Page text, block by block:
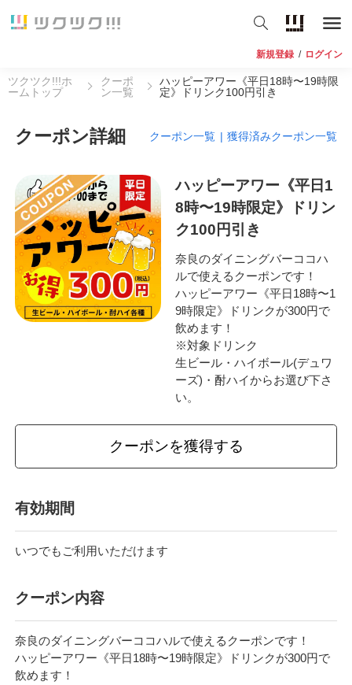
新規登録 / ログイン
ツクツク!!!ホ
ームトップ
クーポ
ン一覧
ハッピーアワー《平日18時〜19時限
定》ドリンク100円引き
クーポン詳細 クーポン一覧 | 獲得済みクーポン一覧
ハッピーアワー《平日1
8時〜19時限定》ドリン
ク100円引き
奈良のダイニングバーココハ
ルで使えるクーポンです！
ハッピーアワー《平日18時〜1
9時限定》ドリンクが300円で
飲めます！
※対象ドリンク
生ビール・ハイボール(デュワ
ーズ)・酎ハイからお選び下さ
い。
クーポンを獲得する
有効期間
いつでもご利用いただけます
クーポン内容
奈良のダイニングバーココハルで使えるクーポンです！
ハッピーアワー《平日18時〜19時限定》ドリンクが300円で
飲めます！